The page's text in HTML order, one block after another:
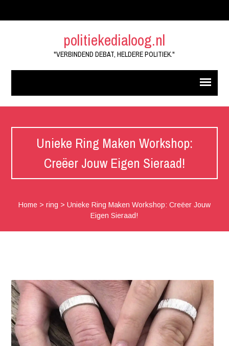
politiekedialoog.nl
"VERBINDEND DEBAT, HELDERE POLITIEK."
Unieke Ring Maken Workshop:
Creëer Jouw Eigen Sieraad!
Home> ring > Unieke Ring Maken Workshop: Creëer Jouw
Eigen Sieraad!